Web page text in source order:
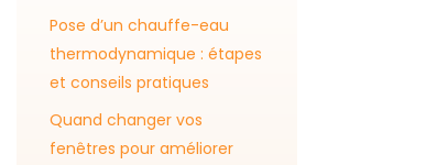
Pose d’un chauffe-eau
thermodynamique : étapes
et conseils pratiques
Quand changer vos
fenêtres pour améliorer